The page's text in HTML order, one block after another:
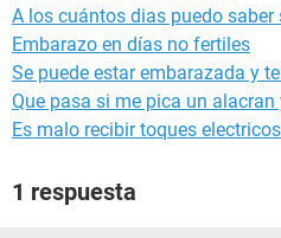
A los cuántos dias puedo
Embarazo en días no fertiles
Se puede estar embarazada y
Que pasa si me pica un
Es malo recibir toques
1 respuesta